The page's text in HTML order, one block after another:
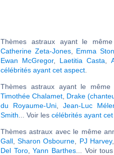
Thèmes astraux ayant le
Catherine Zeta-Jones, Emma
Ewan McGregor, Laetitia Casta
célébrités ayant cet aspect
Thèmes astraux ayant le
Timothée Chalamet Drake
du Royaume-Uni ,Jean-Luc
Smith ... Voir les célébrités ayant
Thèmes astraux avec le même
Gall ,Sharon Osbourne PJ Harvey,
Del Toro,Yann Barthes ... Voir